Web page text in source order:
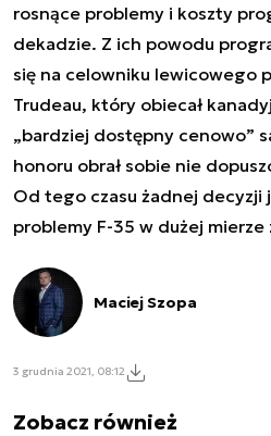
rosnące problemy i koszty
dekadzie. Z ich powodu
się na celowniku lewicowego
Trudeau, który obiecał
„bardziej dostępny cenowo”
honoru obrał sobie nie
Od tego czasu żadnej decyzji
problemy F-35 w dużej mierze
Maciej Szopa
3 grudnia 2021, 08:12
Zobacz również